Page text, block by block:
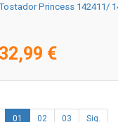
Princess 142411/
32,99 €
01 02 03 Sig.